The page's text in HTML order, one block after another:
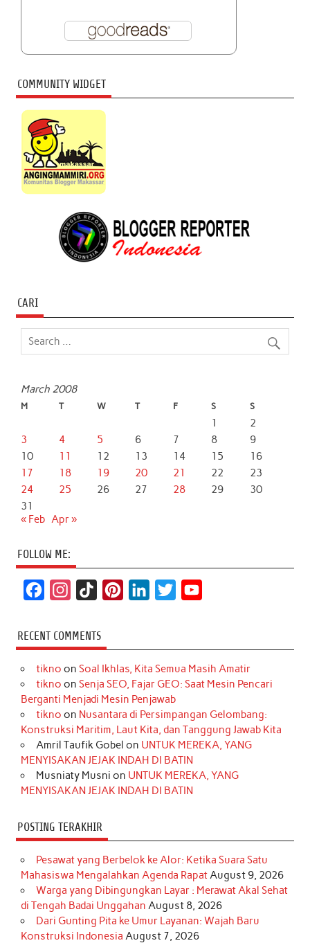
COMMUNITY WIDGET
CARI
March 2008
M T W T F S S
1
2
3
4 5 6 7 8
9
10
11 12 13 14 15
16
17
18 19 20 21 22
23
24
25 26 27 28 29
30
31
« Feb Apr »
FOLLOW ME:
c
e
b
o
k
s
t
a
r
a
m
k
T
o
k
t
e
r
e
s
t
k
e
d
I
n
t
t
r
T
u
e
RECENT COMMENTS
tikno on Soal Ikhlas, Kita Semua Masih Amatir
tikno on Senja SEO, Fajar GEO: Saat Mesin Pencari
Berganti Menjadi Mesin Penjawab
tikno on Nusantara di Persimpangan Gelombang:
Konstruksi Maritim, Laut Kita, dan Tanggung Jawab Kita
Amril Taufik Gobel on UNTUK MEREKA, YANG
MENYISAKAN JEJAK INDAH DI BATIN
Musniaty Musni on UNTUK MEREKA, YANG
MENYISAKAN JEJAK INDAH DI BATIN
POSTING TERAKHIR
Pesawat yang Berbelok ke Alor: Ketika Suara Satu
Mahasiswa Mengalahkan Agenda RapatAugust 9, 2026
Warga yang Dibingungkan Layar : Merawat Akal Sehat
di Tengah Badai Unggahan August 8, 2026
Dari Gunting Pita ke Umur Layanan: Wajah Baru
Konstruksi Indonesia August 7, 2026